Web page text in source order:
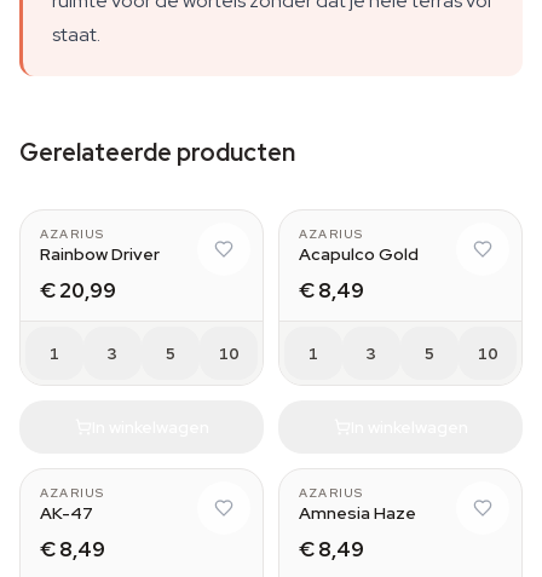
staat.
Gerelateerde producten
AZARIUS
Rainbow Driver
€ 20,99
1 3 5 10
AZARIUS
Acapulco Gold
€ 8,49
1 3 5 10
AZARIUS
AK-47
€ 8,49
AZARIUS
Amnesia Haze
€ 8,49